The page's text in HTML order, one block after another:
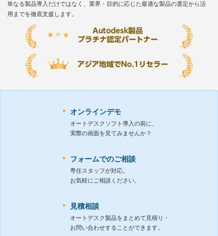
単なる製品導入だけではなく、業界・目的に応じた最適な製品の選定から活
用までを徹底支援します。
オンラインデモ
オートデスクソフト導入の前に、
実際の画面を見てみませんか？
フォームでのご相談
専任スタッフが対応。
お気軽にご相談ください。
見積相談
オートデスク製品をまとめて見積り・
お問い合わせすることができます。